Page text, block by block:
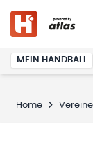
MEIN HANDBALL
Home Vereine